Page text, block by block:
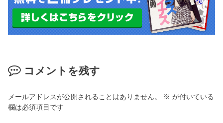
コメントを残す
メールアドレスが公開されることはありません。 ※ が付いている
欄は必須項目です